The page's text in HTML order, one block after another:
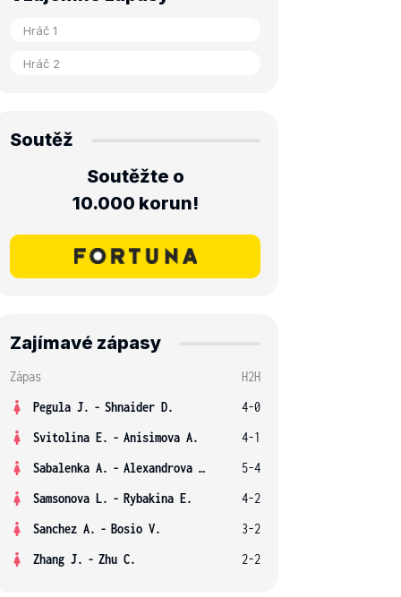
Soutěž
Soutěžte o
10.000 korun!
Zajímavé zápasy
Zápas
H2H
Pegula J. - Shnaider D.
4-0
Svitolina E. - Anisimova A.
4-1
Sabalenka A. - Alexandrova E.
5-4
Samsonova L. - Rybakina E.
4-2
Sanchez A. - Bosio V.
3-2
Zhang J. - Zhu C. 2-2